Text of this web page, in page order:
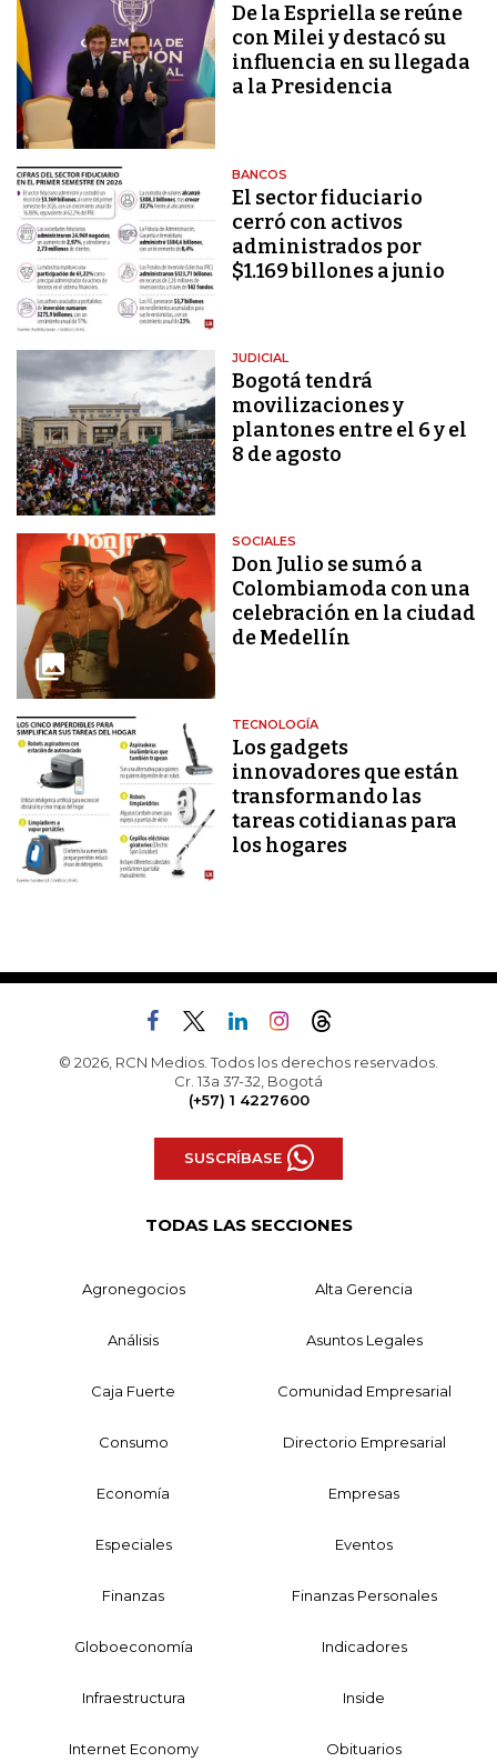
De la Espriella se reúne
con Milei y destacó su
influencia en su llegada
a la Presidencia
BANCOS
El sector fiduciario
cerró con activos
administrados por
$1.169 billones a junio
JUDICIAL
Bogotá tendrá
movilizaciones y
plantones entre el 6 y el
8 de agosto
SOCIALES
Don Julio se sumó a
Colombiamoda con una
celebración en la ciudad
de Medellín
TECNOLOGÍA
Los gadgets
innovadores que están
transformando las
tareas cotidianas para
los hogares
© 2026, RCN Medios. Todos los derechos reservados.
Cr. 13a 37-32, Bogotá
(+57) 1 4227600
SUSCRÍBASE
TODAS LAS SECCIONES
Agronegocios Alta Gerencia
Análisis Asuntos Legales
Caja Fuerte Comunidad Empresarial
Consumo Directorio Empresarial
Economía Empresas
Especiales Eventos
Finanzas Finanzas Personales
Globoeconomía Indicadores
Infraestructura Inside
Internet Economy Obituarios